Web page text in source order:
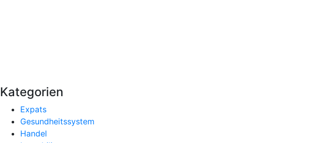
Kategorien
Expats
Gesundheitssystem
Handel